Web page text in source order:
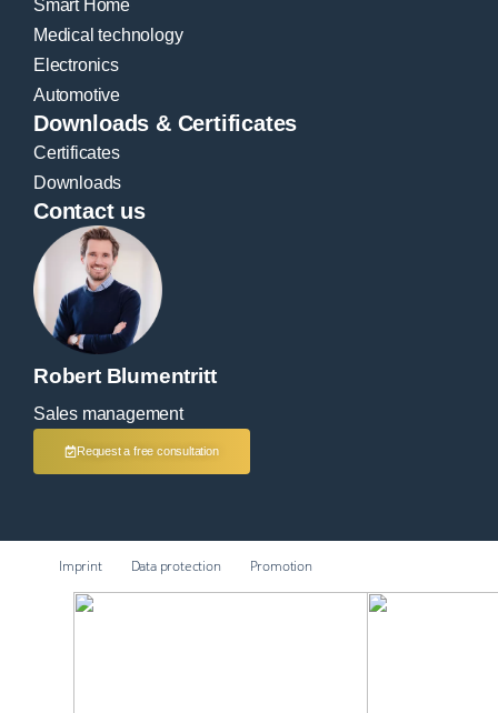
Smart Home
Medi­cal tech­no­lo­gy
Elec­tro­nics
Auto­mo­ti­ve
Downloads & Certificates
Cer­ti­fi­ca­tes
Down­loads
Contact us
Robert Blumentritt
Sales manage­ment
Request a free con­sul­ta­ti­on
Imprint Data pro­tec­tion Pro­mo­ti­on